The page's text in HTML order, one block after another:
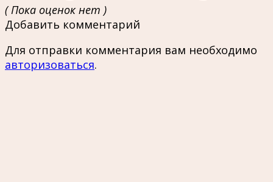
( Пока оценок нет )
Добавить комментарий
Для отправки комментария вам необходимо
авторизоваться.